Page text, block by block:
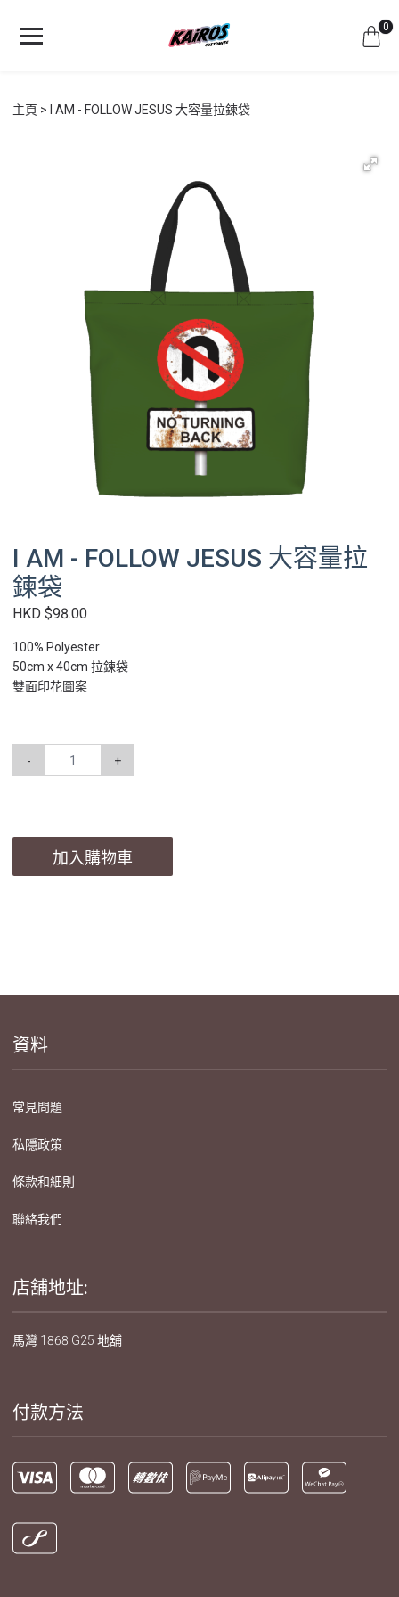
0
主頁 I AM - FOLLOW JESUS 大容量拉鍊袋
I AM - FOLLOW JESUS 大容量拉
鍊袋
HKD $98.00
100% Polyester
50cm x 40cm 拉鍊袋
雙面印花圖案
- +
加入購物車
資料
常見問題
私隱政策
條款和細則
聯絡我們
店舖地址:
馬灣 1868 G25 地舖
付款方法